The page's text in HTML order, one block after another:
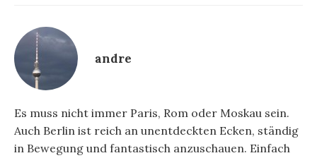
andre
Es muss nicht immer Paris, Rom oder Moskau sein.
Auch Berlin ist reich an unentdeckten Ecken, ständig
in Bewegung und fantastisch anzuschauen. Einfach